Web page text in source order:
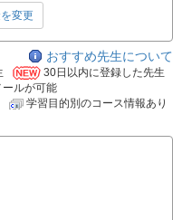
変更
おすすめ先生について
30日以内に登録した先生
ールが可能
学習目的別のコース情報あり